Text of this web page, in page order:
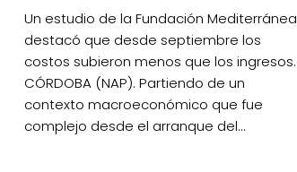
Un estudio de la Fundación Mediterránea
destacó que desde septiembre los
costos subieron menos que los ingresos.
CÓRDOBA (NAP). Partiendo de un
contexto macroeconómico que fue
complejo desde el arranque del...